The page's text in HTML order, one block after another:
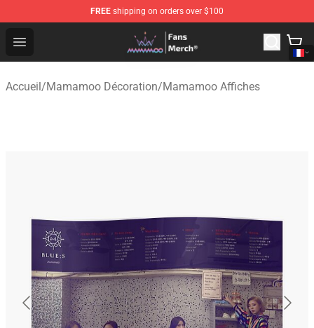
FREE shipping on orders over $100
Open menu
Mamamoo Store - Official Mamamoo Merchandise Shop
Accueil/Mamamoo Décoration/Mamamoo Affiches